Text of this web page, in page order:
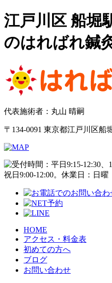
江戸川区 船堀
のはればれ鍼
代表施術者：丸山 晴嗣
〒134-0091 東京都江戸川区船
HOME
アクセス・料金表
初めての方へ
ブログ
お問い合わせ